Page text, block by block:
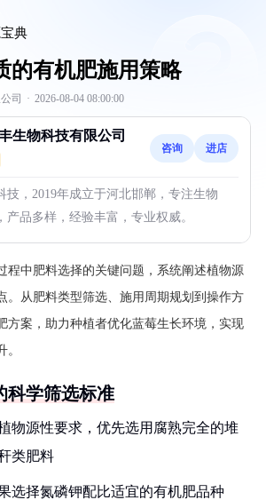
典
的有机肥施用策略
司 · 2026-08-04 08:00:00
生物科技有限公司
咨询 进店
技，2019年成立于河北邯郸，专注生物
产品多样，经验丰富，专业权威。
程中肥料选择的关键问题，系统阐述植物源
。从肥料类型筛选、施用周期规划到操作方
方案，助力种植者优化蓝莓生长环境，实现
科学筛选标准
物源性要求，优先选用腐熟完全的堆
类肥料
选择氮磷钾配比适宜的有机肥品种